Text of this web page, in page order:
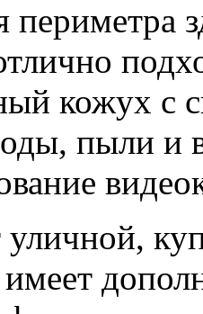
периметра
кожух с
пыли и
имеет